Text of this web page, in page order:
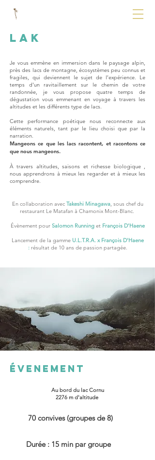
LAK
Je vous emmène en immersion dans le paysage alpin,
près des lacs de montagne, écosystèmes peu connus et
fragiles, qui deviennent le sujet de l’expérience. Le
temps d'un ravitaillement sur le chemin de votre
randonnée, je vous propose quatre temps de
dégustation vous emmenant en voyage à travers les
altitudes et les différents type de lacs.
Cette performance poétique nous reconnecte aux
éléments naturels, tant par le lieu choisi que par la
narration.
Mangeons ce que les lacs racontent, et racontons ce
que nous mangeons.
À travers altitudes, saisons et richesse biologique ,
nous apprendrons à mieux les regarder et à mieux les
comprendre.
En collaboration avec Takeshi Minagawa, sous chef du
restaurant Le Matafan à Chamonix Mont-Blanc.
Évènement pourSalomon Runninget François D'Haene
Lancement de la gamme U.L.T.R.A. x François D'Haene
: résultat de 10 ans de passion partagée.
ÉVENEMENT
Au bord du lac Cornu
2276 m d'altitude
70 convives (groupes de 8)
Durée : 15 min par groupe